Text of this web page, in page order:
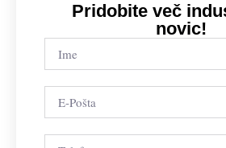
Pridobite več
novic!